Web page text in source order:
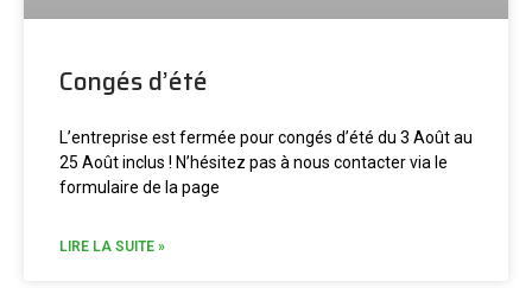
Congés d’été
L’entreprise est fermée pour congés d’été du 3 Août au
25 Août inclus ! N’hésitez pas à nous contacter via le
formulaire de la page
LIRE LA SUITE »